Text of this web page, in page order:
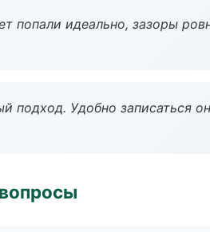
попали идеально, зазоры
подход. Удобно записаться